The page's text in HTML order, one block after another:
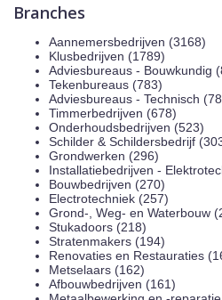
Branches
Aannemersbedrijven (3168)
Klusbedrijven (1789)
Adviesbureaus - Bouwkundig
Tekenbureaus (783)
Adviesbureaus - Technisch
Timmerbedrijven (678)
Onderhoudsbedrijven (523)
Schilder & Schildersbedrijf
Grondwerken (296)
Installatiebedrijven -
Bouwbedrijven (270)
Electrotechniek (257)
Grond-, Weg- en Waterbouw
Stukadoors (218)
Stratenmakers (194)
Renovaties en Restauraties
Metselaars (162)
Afbouwbedrijven (161)